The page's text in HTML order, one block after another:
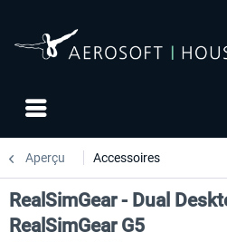
Aperçu Accessoires
RealSimGear - Dual
RealSimGear G5